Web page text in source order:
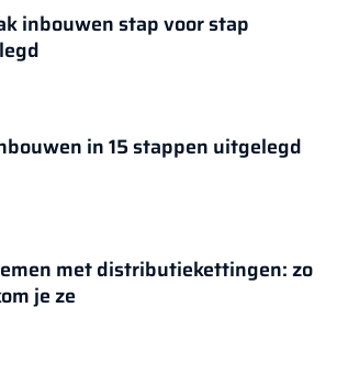
inbouwen stap voor stap
in 15 stappen uitgelegd
met distributiekettingen: zo
je ze